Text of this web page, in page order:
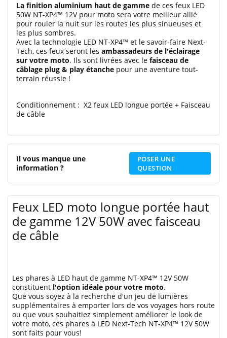
La finition aluminium haut de gamme de ces feux LED
50W NT-XP4™ 12V pour moto sera votre meilleur allié
pour rouler la nuit sur les routes les plus sinueuses et
les plus sombres.
Avec la technologie LED NT-XP4™ et le savoir-faire Next-
Tech, ces feux seront les ambassadeurs de l'éclairage
sur votre moto. Ils sont livrées avec le faisceau de
câblage plug & play étanche pour une aventure tout-
terrain réussie !
Conditionnement : X2 feux LED longue portée + Faisceau
de câble
Il vous manque une
information ?
POSER UNE
QUESTION
Feux LED moto longue portée haut
de gamme 12V 50W avec faisceau
de câble
Les phares à LED haut de gamme NT-XP4™ 12V 50W
constituent l'option idéale pour votre moto.
Que vous soyez à la recherche d'un jeu de lumières
supplémentaires à emporter lors de vos voyages hors route
ou que vous souhaitiez simplement améliorer le look de
votre moto, ces phares à LED Next-Tech NT-XP4™ 12V 50W
sont faits pour vous!